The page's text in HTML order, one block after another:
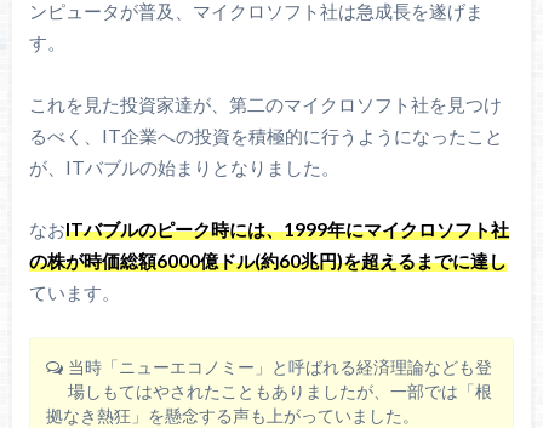
ンピュータが普及、マイクロソフト社は急成長を遂げま
す。
これを見た投資家達が、第二のマイクロソフト社を見つけ
るべく、IT企業への投資を積極的に行うようになったこと
が、ITバブルの始まりとなりました。
なおITバブルのピーク時には、1999年にマイクロソフト社
の株が時価総額6000億ドル(約60兆円)を超えるまでに達し
ています。
当時「ニューエコノミー」と呼ばれる経済理論なども登
場しもてはやされたこともありましたが、一部では「根
拠なき熱狂」を懸念する声も上がっていました。